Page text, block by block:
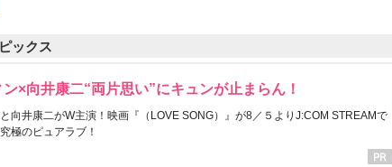
ックス
×向井康二“両片思い”にキュンが止まらん！
向井康二がW主演！映画『（LOVE SONG）』が8／５よりJ:COM STREAMで
極のピュアラブ！